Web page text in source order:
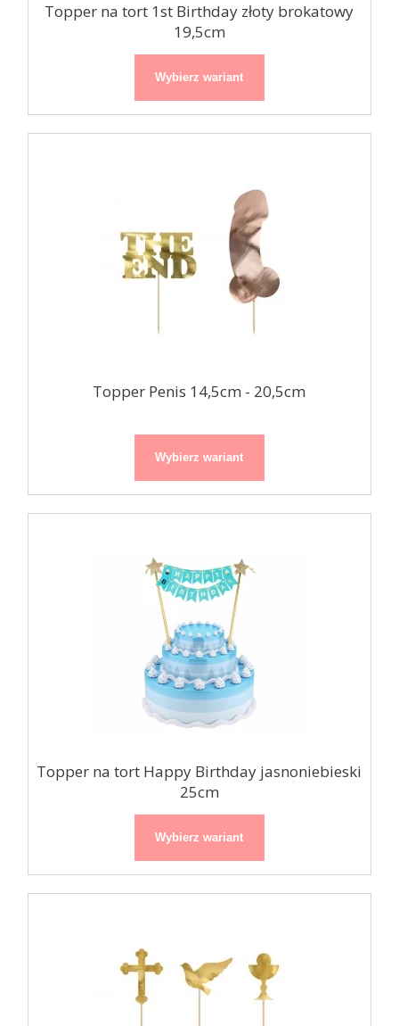
Topper na tort 1st Birthday złoty brokatowy
19,5cm
Wybierz wariant
Topper Penis 14,5cm - 20,5cm
Wybierz wariant
Topper na tort Happy Birthday jasnoniebieski
25cm
Wybierz wariant